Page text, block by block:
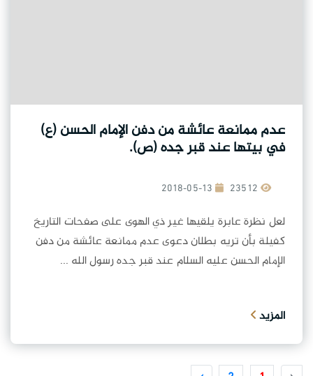
عدم ممانعة عائشة من دفن الإمام الحسن (ع)
في بيتها عند قبر جده (ص).
2018-05-13
لعل نظرة عابرة يلقيها غير ذي الهوى على صفحات التاريخ
كفيلة بأن تريه بطلان دعوى عدم ممانعة عائشة من دفن
الإمام الحسن عليه السلام عند قبر جده رسول الله ...
المزيد